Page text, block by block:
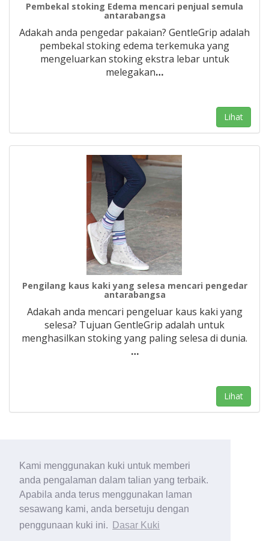
Kami menggunakan kuki untuk memberi
anda pengalaman dalam talian yang terbaik.
Apabila anda terus menggunakan laman
sesawang kami, anda bersetuju dengan
penggunaan kuki ini.
Dasar Kuki
Pembekal stoking Edema mencari penjual semula
antarabangsa
Adakah anda pengedar pakaian? GentleGrip adalah
pembekal stoking edema terkemuka yang
mengeluarkan stoking ekstra lebar untuk
melegakan…
Lihat
Pengilang kaus kaki yang selesa mencari pengedar
antarabangsa
Adakah anda mencari pengeluar kaus kaki yang
selesa? Tujuan GentleGrip adalah untuk
menghasilkan stoking yang paling selesa di dunia.
…
Lihat
1